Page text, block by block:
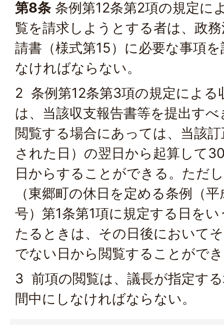
第8条条例第12条第2項の規定に
覧を請求しようとする者は、政
請書（様式第15）に必要な事項
なければならない。
2 条例第12条第3項の規定による
は、当該収支報告書等を提出す
閲覧する場合にあっては、当該
された日）の翌日から起算して
日からすることができる。ただ
（東郷町の休日を定める条例（
号）第1条第1項に規定する日を
たるときは、その日後において
でない日から閲覧することがで
3 前項の閲覧は、議長が指定す
間中にしなければならない。